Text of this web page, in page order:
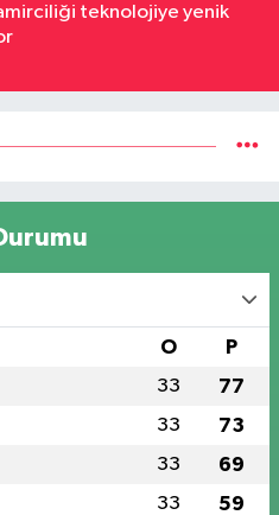
teknolojiye yenik
O P
33 77
33 73
33 69
33 59